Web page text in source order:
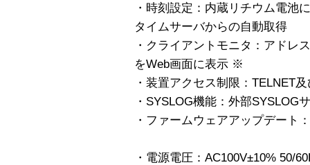
・時刻設定：内蔵リチウム電池
タイムサーバからの自動取得
・クライアントモニタ：アドレ
をWeb画面に表示 ※
・装置アクセス制限：TELNET
・SYSLOG機能：外部SYSLOG
・ファームウェアアップデート
・電源電圧：AC100V±10% 50/